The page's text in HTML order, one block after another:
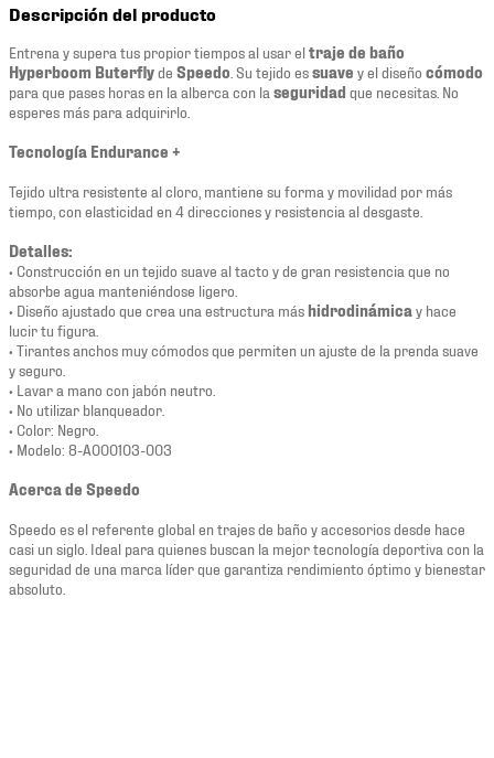
Descripción del producto
Entrena y supera tus propior tiempos al usar eltraje de baño
Hyperboom Buterflyde Speedo . Su tejido essuave y el diseño cómodo
para que pases horas en la alberca con la seguridad que necesitas. No
esperes más para adquirirlo.
Tecnología Endurance +
Tejido ultra resistente al cloro, mantiene su forma y movilidad por más
tiempo, con elasticidad en 4 direcciones y resistencia al desgaste.
Detalles:
• Construcción en un tejido suave al tacto y de gran resistencia que no
absorbe agua manteniéndose ligero.
• Diseño ajustado que crea una estructura máshidrodinámica y hace
lucir tu figura.
• Tirantes anchos muy cómodos que permiten un ajuste de la prenda suave
y seguro.
• Lavar a mano con jabón neutro.
• No utilizar blanqueador.
• Color: Negro.
• Modelo: 8-A000103-003
Acerca de Speedo
Speedo es el referente global en trajes de baño y accesorios desde hace
casi un siglo. Ideal para quienes buscan la mejor tecnología deportiva con la
seguridad de una marca líder que garantiza rendimiento óptimo y bienestar
absoluto.